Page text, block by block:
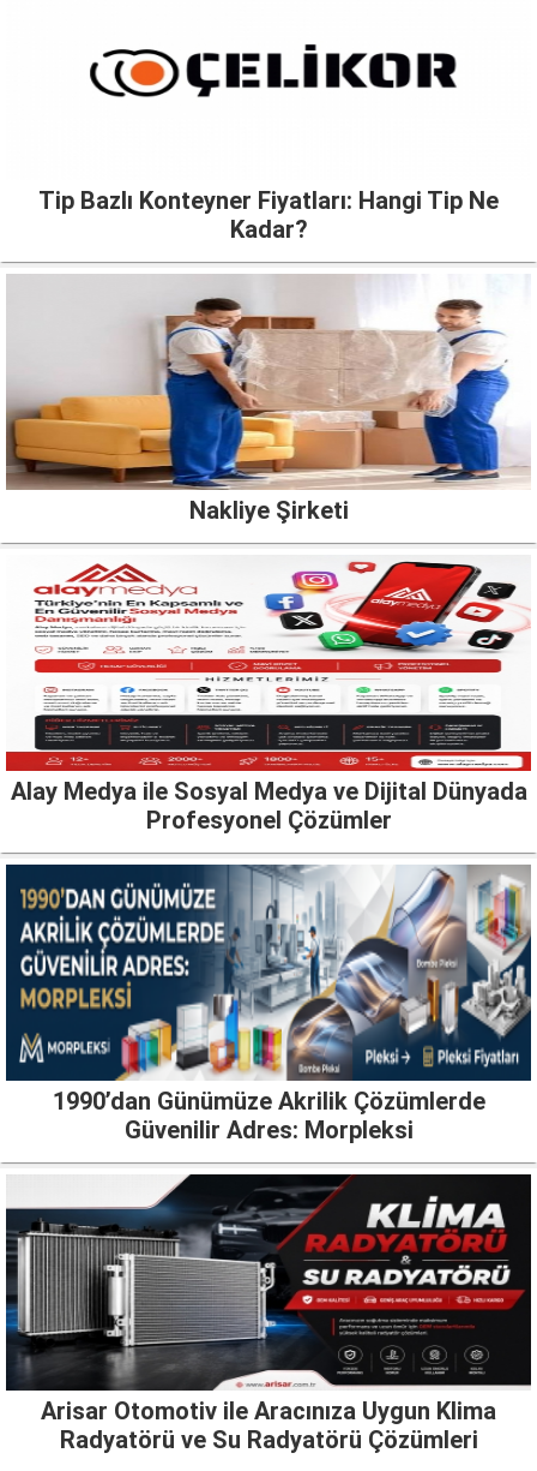
Tip Bazlı Konteyner Fiyatları: Hangi Tip Ne
Kadar?
Nakliye Şirketi
Alay Medya ile Sosyal Medya ve Dijital Dünyada
Profesyonel Çözümler
1990’dan Günümüze Akrilik Çözümlerde
Güvenilir Adres: Morpleksi
Arisar Otomotiv ile Aracınıza Uygun Klima
Radyatörü ve Su Radyatörü Çözümleri